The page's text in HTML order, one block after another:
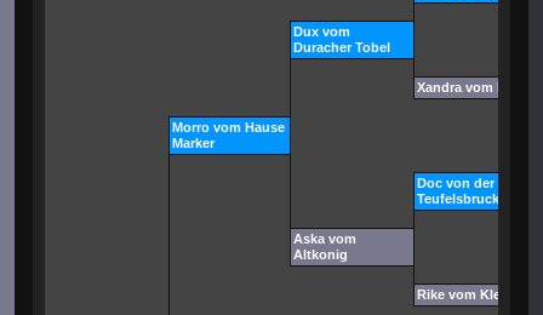
Dux vom
Duracher Tobel
Xandra vom
Morro vom Hause
Marker
Doc von der
Teufelsbrucke
Aska vom
Altkonig
Rike vom Kleinen